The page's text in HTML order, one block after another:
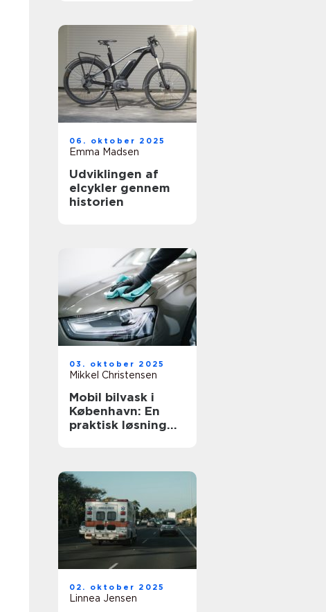
06. oktober 2025
Emma Madsen
Udviklingen af
elcykler gennem
historien
03. oktober 2025
Mikkel Christensen
Mobil bilvask i
København: En
praktisk løsning
02. oktober 2025
Linnea Jensen